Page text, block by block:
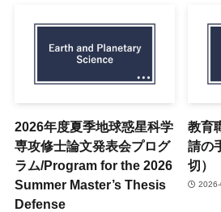
2026年度夏季地球惑星科学
専攻修士論文発表会プログ
ラム/Program for the 2026
Summer Master’s Thesis
Defense
教育
請の
切）